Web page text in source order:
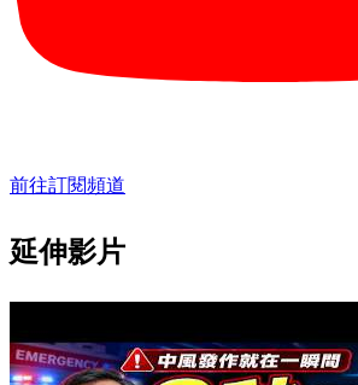
前往訂閱頻道
延伸影片